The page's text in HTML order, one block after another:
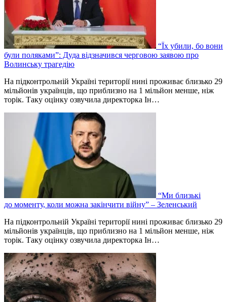
“Їх убили, бо вони
були поляками”: Дуда відзначився черговою заявою про
Волинську трагедію
На підконтрольній Україні території нині проживає близько 29
мільйонів українців, що приблизно на 1 мільйон менше, ніж
торік. Таку оцінку озвучила директорка Ін…
“Ми близькі
до моменту, коли можна закінчити війну” – Зеленський
На підконтрольній Україні території нині проживає близько 29
мільйонів українців, що приблизно на 1 мільйон менше, ніж
торік. Таку оцінку озвучила директорка Ін…